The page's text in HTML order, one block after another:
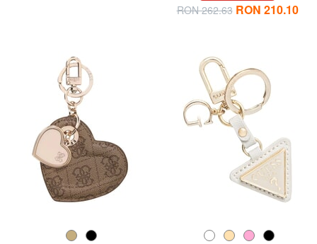
RON 262.63 RON 210.10